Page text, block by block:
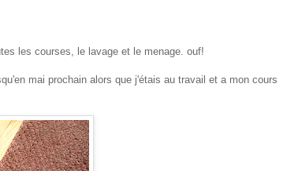
les courses, le lavage et le menage. ouf!
mai prochain alors que j'étais au travail et a mon cours